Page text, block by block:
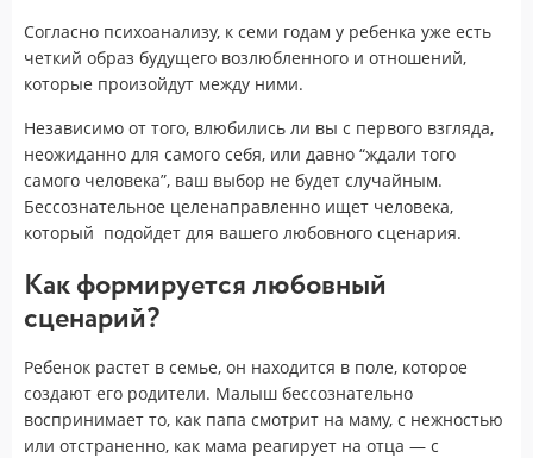
Согласно психоанализу, к семи годам у ребенка уже есть
четкий образ будущего возлюбленного и отношений,
которые произойдут между ними.
Независимо от того, влюбились ли вы с первого взгляда,
неожиданно для самого себя, или давно “ждали того
самого человека”, ваш выбор не будет случайным.
Бессознательное целенаправленно ищет человека,
который подойдет для вашего любовного сценария.
Как формируется любовный
сценарий?
Ребенок растет в семье, он находится в поле, которое
создают его родители. Малыш бессознательно
воспринимает то, как папа смотрит на маму, с нежностью
или отстраненно, как мама реагирует на отца — с